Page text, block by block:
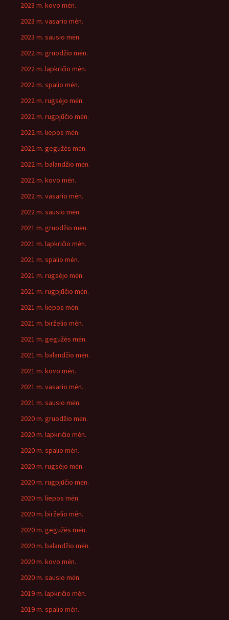
2023 m. kovo mėn.
2023 m. vasario mėn.
2023 m. sausio mėn.
2022 m. gruodžio mėn.
2022 m. lapkričio mėn.
2022 m. spalio mėn.
2022 m. rugsėjo mėn.
2022 m. rugpjūčio mėn.
2022 m. liepos mėn.
2022 m. gegužės mėn.
2022 m. balandžio mėn.
2022 m. kovo mėn.
2022 m. vasario mėn.
2022 m. sausio mėn.
2021 m. gruodžio mėn.
2021 m. lapkričio mėn.
2021 m. spalio mėn.
2021 m. rugsėjo mėn.
2021 m. rugpjūčio mėn.
2021 m. liepos mėn.
2021 m. birželio mėn.
2021 m. gegužės mėn.
2021 m. balandžio mėn.
2021 m. kovo mėn.
2021 m. vasario mėn.
2021 m. sausio mėn.
2020 m. gruodžio mėn.
2020 m. lapkričio mėn.
2020 m. spalio mėn.
2020 m. rugsėjo mėn.
2020 m. rugpjūčio mėn.
2020 m. liepos mėn.
2020 m. birželio mėn.
2020 m. gegužės mėn.
2020 m. balandžio mėn.
2020 m. kovo mėn.
2020 m. sausio mėn.
2019 m. lapkričio mėn.
2019 m. spalio mėn.